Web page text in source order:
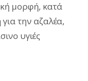
μορφή, κατά
την αζαλέα,
υγιές